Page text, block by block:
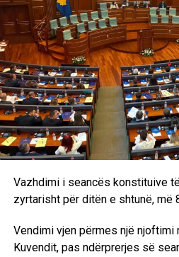
Vazhdimi i seancës konstituive
zyrtarisht për ditën e shtunë, më
Vendimi vjen përmes një njoftimi
Kuvendit, pas ndërprerjes së